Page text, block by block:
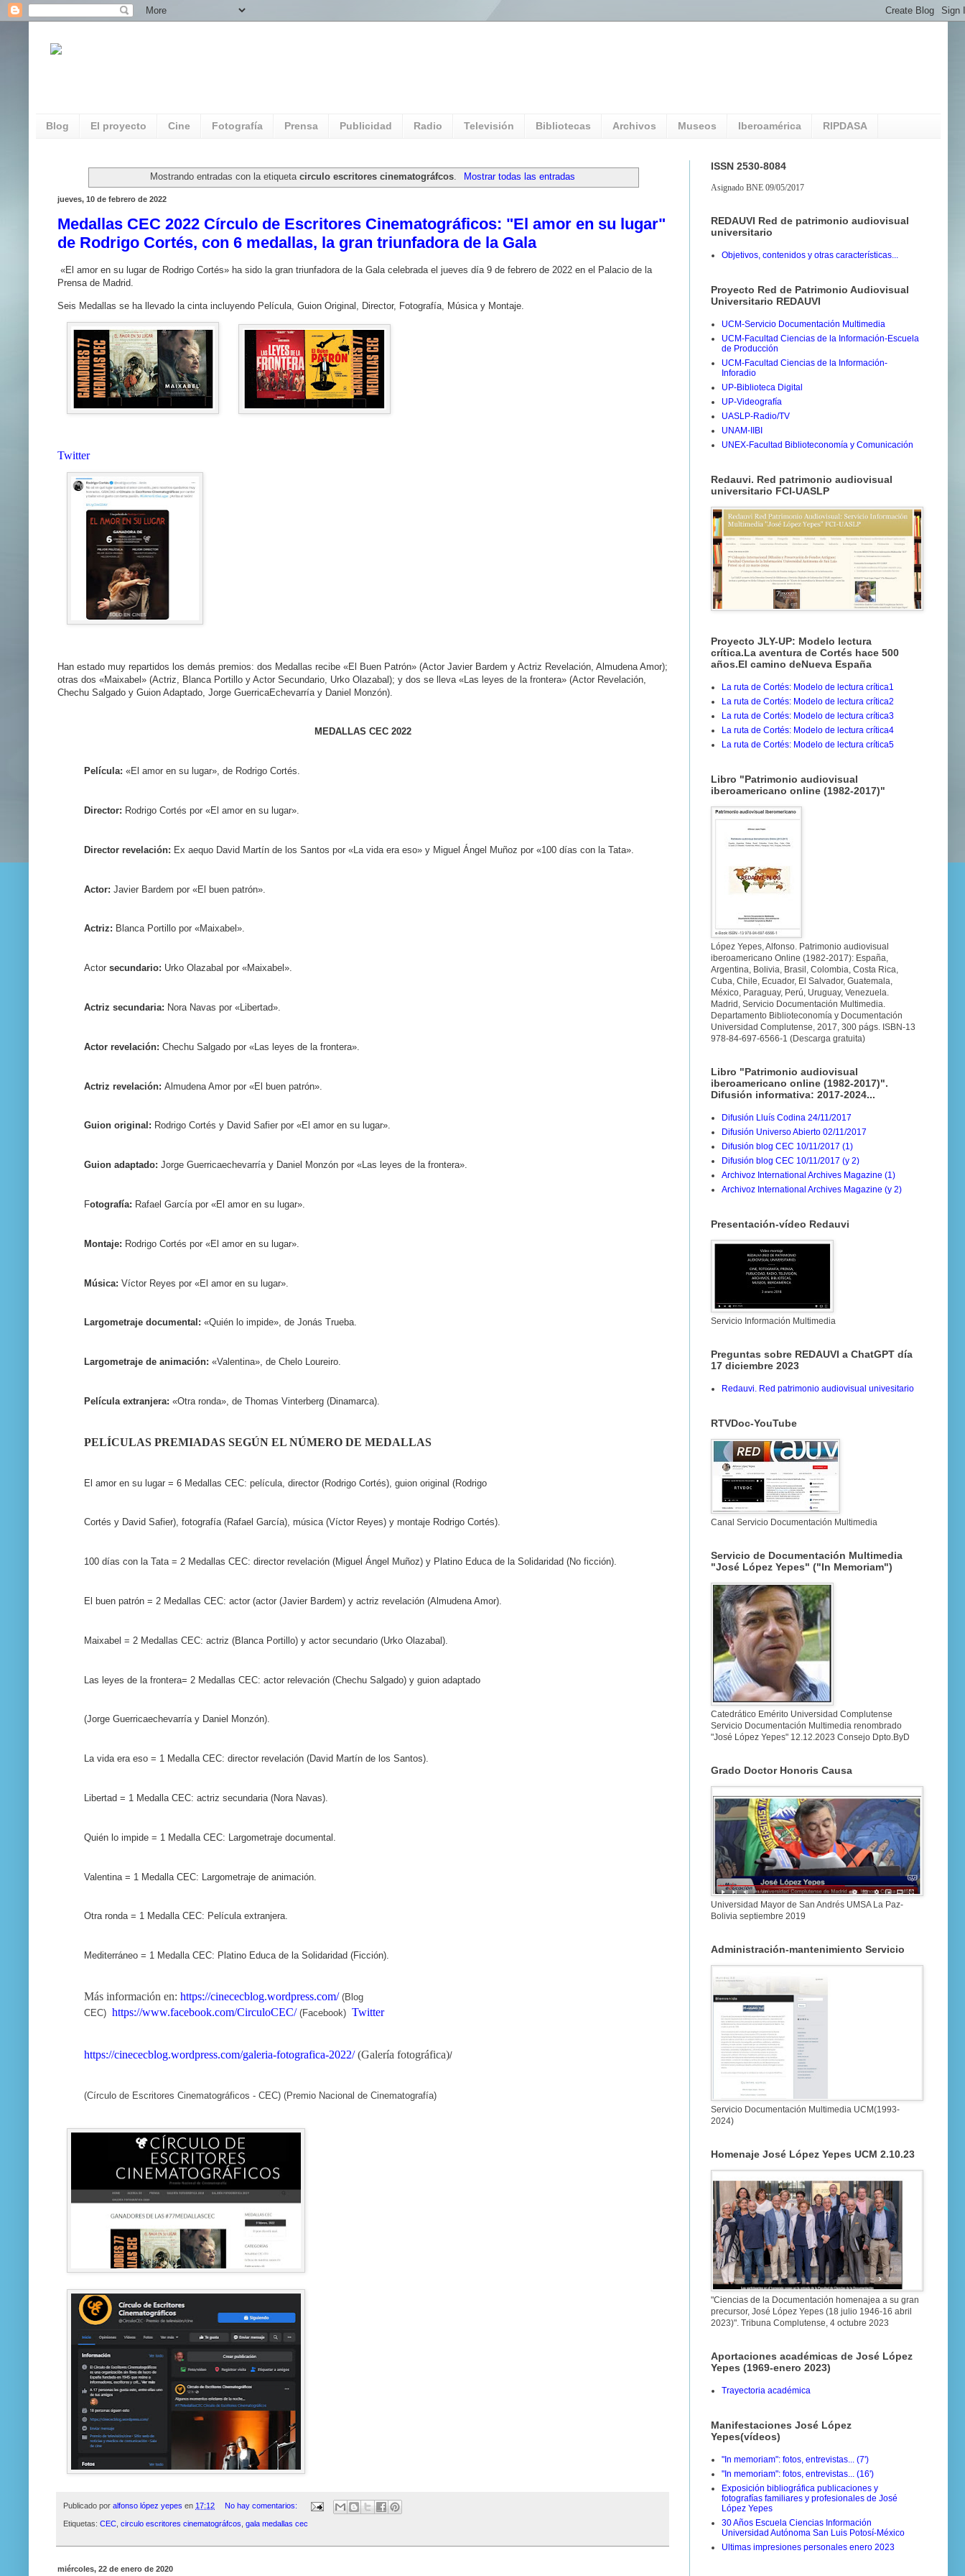
Blog El proyecto Cine Fotografía Prensa Publicidad Radio Televisión Bibliotecas Archivos Museos Iberoamérica RIPDASA
Mostrando entradas con la etiquetacirculo escritores cinematográfcos Mostrar todas las entradas
jueves, 10 de febrero de 2022
Medallas CEC 2022 Círculo de Escritores Cinematográficos: "El amor en su lugar"
de Rodrigo Cortés, con 6 medallas, la gran triunfadora de la Gala
«El amor en su lugar de Rodrigo Cortés» ha sido la gran triunfadora de la Gala celebrada el jueves día 9 de febrero de 2022 en el Palacio de la
Prensa de Madrid.
Seis Medallas se ha llevado la cinta incluyendo Película, Guion Original, Director, Fotografía, Música y Montaje.
Twitter
Han estado muy repartidos los demás premios: dos Medallas recibe «El Buen Patrón» (Actor Javier Bardem y Actriz Revelación, Almudena Amor);
otras dos «Maixabel» (Actriz, Blanca Portillo y Actor Secundario, Urko Olazabal); y dos se lleva «Las leyes de la frontera» (Actor Revelación,
Chechu Salgado y Guion Adaptado, Jorge GuerricaEchevarría y Daniel Monzón).
MEDALLAS CEC 2022
Película: «El amor en su lugar», de Rodrigo Cortés.
Director: Rodrigo Cortés por «El amor en su lugar».
Director revelación: Ex aequo David Martín de los Santos por «La vida era eso» y Miguel Ángel Muñoz por «100 días con la Tata».
Actor: Javier Bardem por «El buen patrón».
Actriz: Blanca Portillo por «Maixabel».
Actor secundario: Urko Olazabal por «Maixabel».
Actriz secundaria: Nora Navas por «Libertad».
Actor revelación: Chechu Salgado por «Las leyes de la frontera».
Actriz revelación: Almudena Amor por «El buen patrón».
Guion original: Rodrigo Cortés y David Safier por «El amor en su lugar».
Guion adaptado: Jorge Guerricaechevarría y Daniel Monzón por «Las leyes de la frontera».
Fotografía: Rafael García por «El amor en su lugar».
Montaje: Rodrigo Cortés por «El amor en su lugar».
Música: Víctor Reyes por «El amor en su lugar».
Largometraje documental: «Quién lo impide», de Jonás Trueba.
Largometraje de animación: «Valentina», de Chelo Loureiro.
Película extranjera: «Otra ronda», de Thomas Vinterberg (Dinamarca).
PELÍCULAS PREMIADAS SEGÚN EL NÚMERO DE MEDALLAS
El amor en su lugar = 6 Medallas CEC: película, director (Rodrigo Cortés), guion original (Rodrigo
Cortés y David Safier), fotografía (Rafael García), música (Víctor Reyes) y montaje Rodrigo Cortés).
100 días con la Tata = 2 Medallas CEC: director revelación (Miguel Ángel Muñoz) y Platino Educa de la Solidaridad (No ficción).
El buen patrón = 2 Medallas CEC: actor (actor (Javier Bardem) y actriz revelación (Almudena Amor).
Maixabel = 2 Medallas CEC: actriz (Blanca Portillo) y actor secundario (Urko Olazabal).
Las leyes de la frontera= 2 Medallas CEC: actor relevación (Chechu Salgado) y guion adaptado
(Jorge Guerricaechevarría y Daniel Monzón).
La vida era eso = 1 Medalla CEC: director revelación (David Martín de los Santos).
Libertad = 1 Medalla CEC: actriz secundaria (Nora Navas).
Quién lo impide = 1 Medalla CEC: Largometraje documental.
Valentina = 1 Medalla CEC: Largometraje de animación.
Otra ronda = 1 Medalla CEC: Película extranjera.
Mediterráneo = 1 Medalla CEC: Platino Educa de la Solidaridad (Ficción).
Más información en: https://cinececblog.wordpress.com/(Blog
CEC) https://www.facebook.com/CirculoCEC/(Facebook) Twitter
https://cinececblog.wordpress.com/galeria-fotografica-2022/(Galería fotográfica)/
(Círculo de Escritores Cinematográficos - CEC) (Premio Nacional de Cinematografía)
Publicado por alfonso lópez yepes en 17:12 No hay comentarios:
Etiquetas: CEC circulo escritores cinematográfcos gala medallas cec
miércoles, 22 de enero de 2020
ISSN 2530-8084
Asignado BNE 09/05/2017
REDAUVI Red de patrimonio audiovisual
universitario
Objetivos, contenidos y otras características...
Proyecto Red de Patrimonio Audiovisual
Universitario REDAUVI
UCM-Servicio Documentación Multimedia
UCM-Facultad Ciencias de la Información-Escuela
de Producción
UCM-Facultad Ciencias de la Información-
Inforadio
UP-Biblioteca Digital
UP-Videografía
UASLP-Radio/TV
UNAM-IIBI
UNEX-Facultad Biblioteconomía y Comunicación
Redauvi. Red patrimonio audiovisual
universitario FCI-UASLP
Proyecto JLY-UP: Modelo lectura
crítica.La aventura de Cortés hace 500
años.El camino deNueva España
La ruta de Cortés: Modelo de lectura crítica1
La ruta de Cortés: Modelo de lectura crítica2
La ruta de Cortés: Modelo de lectura crítica3
La ruta de Cortés: Modelo de lectura crítica4
La ruta de Cortés: Modelo de lectura crítica5
Libro "Patrimonio audiovisual
iberoamericano online (1982-2017)"
López Yepes, Alfonso. Patrimonio audiovisual
iberoamericano Online (1982-2017): España,
Argentina, Bolivia, Brasil, Colombia, Costa Rica,
Cuba, Chile, Ecuador, El Salvador, Guatemala,
México, Paraguay, Perú, Uruguay, Venezuela.
Madrid, Servicio Documentación Multimedia.
Departamento Biblioteconomía y Documentación
Universidad Complutense, 2017, 300 págs. ISBN-13
978-84-697-6566-1 (Descarga gratuita)
Libro "Patrimonio audiovisual
iberoamericano online (1982-2017)".
Difusión informativa: 2017-2024...
Difusión Lluís Codina 24/11/2017
Difusión Universo Abierto 02/11/2017
Difusión blog CEC 10/11/2017 (1)
Difusión blog CEC 10/11/2017 (y 2)
Archivoz International Archives Magazine (1)
Archivoz International Archives Magazine (y 2)
Presentación-vídeo Redauvi
Servicio Información Multimedia
Preguntas sobre REDAUVI a ChatGPT día
17 diciembre 2023
Redauvi. Red patrimonio audiovisual univesitario
RTVDoc-YouTube
Canal Servicio Documentación Multimedia
Servicio de Documentación Multimedia
"José López Yepes" ("In Memoriam")
Catedrático Emérito Universidad Complutense
Servicio Documentación Multimedia renombrado
"José López Yepes" 12.12.2023 Consejo Dpto.ByD
Grado Doctor Honoris Causa
Universidad Mayor de San Andrés UMSA La Paz-
Bolivia septiembre 2019
Administración-mantenimiento Servicio
Servicio Documentación Multimedia UCM(1993-
2024)
Homenaje José López Yepes UCM 2.10.23
"Ciencias de la Documentación homenajea a su gran
precursor, José López Yepes (18 julio 1946-16 abril
2023)". Tribuna Complutense, 4 octubre 2023
Aportaciones académicas de José López
Yepes (1969-enero 2023)
Trayectoria académica
Manifestaciones José López
Yepes(vídeos)
"In memoriam": fotos, entrevistas... (7')
"In memoriam": fotos, entrevistas... (16')
Exposición bibliográfica publicaciones y
fotografías familiares y profesionales de José
López Yepes
30 Años Escuela Ciencias Información
Universidad Autónoma San Luis Potosí-México
Ultimas impresiones personales enero 2023